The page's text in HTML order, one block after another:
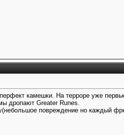
камешки. На терроре уже
дропают Greater Runes.
повреждение но каждый